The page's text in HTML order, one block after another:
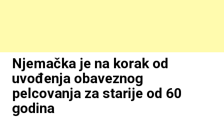
Njemačka je na korak od
uvođenja obaveznog
pelcovanja za starije od 60
godina